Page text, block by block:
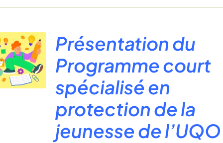
Présentation du
Programme court
spécialisé en
protection de la
jeunesse de l’UQO